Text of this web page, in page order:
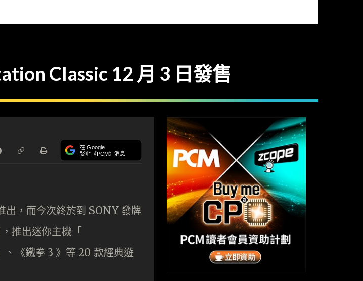
Classic 12 月 3 日發售
在 Google
緊貼《PCM》消息
出，而今次終於到 SONY 發牌
推出迷你主機「
《鐵拳 3 》等 20 款經典遊